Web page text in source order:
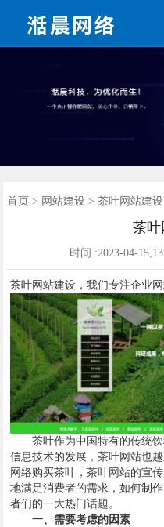
首页> 网站建设> 茶叶网站建设
茶叶
时间 :2023-04-
茶叶网站建设，我们专注企业
茶叶作为中国特有的传统饮
信息技术的发展，茶叶网站也
网络购买茶叶，茶叶网站的宣
地满足消费者的需求，如何制
者们的一大热门话题。
一、需要考虑的因素